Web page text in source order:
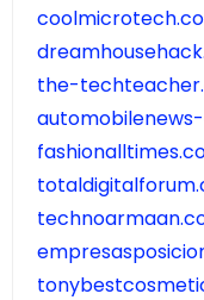
the-